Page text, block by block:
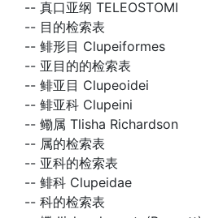
-- 真口亚纲 TELEOSTOMI
-- 目的检索表
-- 鲱形目 Clupeiformes
-- 亚目的的检索表
-- 鲱亚目 Clupeoidei
-- 鲱亚科 Clupeini
-- 鳓属 Tlisha Richardson
-- 属的检索表
-- 亚科的检索表
-- 鲱科 Clupeidae
-- 科的检索表